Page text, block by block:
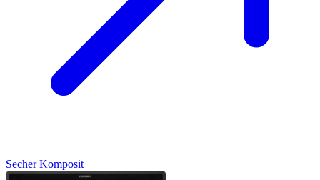
SecherKomposit